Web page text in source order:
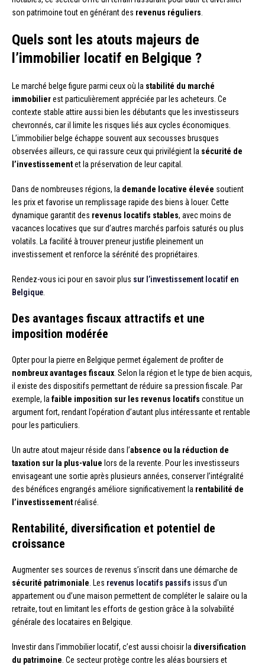
son patrimoine tout en générant des revenus réguliers
Quels sont les atouts majeurs de
l’immobilier locatif en Belgique ?
Le marché belge figure parmi ceux où la stabilité du marché
immobilierest particulièrement appréciée par les acheteurs. Ce
contexte stable attire aussi bien les débutants que les investisseurs
chevronnés, car il limite les risques liés aux cycles économiques.
L’immobilier belge échappe souvent aux secousses brusques
observées ailleurs, ce qui rassure ceux qui privilégient la sécurité de
l’investissementet la préservation de leur capital.
Dans de nombreuses régions, la demande locative élevée soutient
les prix et favorise un remplissage rapide des biens à louer. Cette
dynamique garantit des revenus locatifs stables, avec moins de
vacances locatives que sur d’autres marchés parfois saturés ou plus
volatils. La facilité à trouver preneur justifie pleinement un
investissement et renforce la sérénité des propriétaires.
Rendez-vous ici pour en savoir plus sur l’investissement locatif en
Belgique
Des avantages fiscaux attractifs et une
imposition modérée
Opter pour la pierre en Belgique permet également de profiter de
nombreux avantages fiscaux . Selon la région et le type de bien acquis,
il existe des dispositifs permettant de réduire sa pression fiscale. Par
exemple, la faible imposition sur les revenus locatifs constitue un
argument fort, rendant l’opération d’autant plus intéressante et rentable
pour les particuliers.
Un autre atout majeur réside dans l’absence ou la réduction de
taxation sur la plus-value lors de la revente. Pour les investisseurs
envisageant une sortie après plusieurs années, conserver l’intégralité
des bénéfices engrangés améliore significativement la rentabilité de
l’investissementréalisé.
Rentabilité, diversification et potentiel de
croissance
Augmenter ses sources de revenus s’inscrit dans une démarche de
sécurité patrimoniale . Les revenus locatifs passifs issus d’un
appartement ou d’une maison permettent de compléter le salaire ou la
retraite, tout en limitant les efforts de gestion grâce à la solvabilité
générale des locataires en Belgique.
Investir dans l’immobilier locatif, c’est aussi choisir la diversification
du patrimoine . Ce secteur protège contre les aléas boursiers et